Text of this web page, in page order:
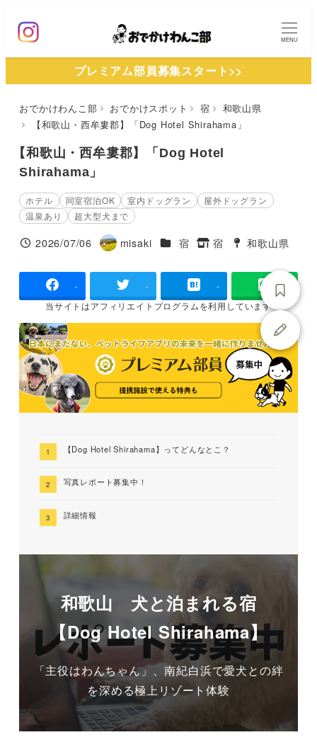
ン
MENU
プレミアム部員募集スタート>>
おでかけわんこ部 おでかけスポット 宿
和歌山県
【和歌山・西牟婁郡】「Dog Hotel Shirahama」
【和歌山・西牟婁郡】「Dog Hotel
Shirahama」
ホテル 同室宿泊OK 室内ドッグラン
屋外ドッグラン
温泉あり
超大型犬まで
投稿日
2026/07/06
著
misaki 施設ジャンル
宿
タグ
宿
タグ
和歌山県
- - -
当サイトはアフィリエイトプログラムを利用しています
【Dog Hotel Shirahama】ってどんなとこ？
写真レポート募集中！
詳細情報
和歌山 犬と泊まれる宿
【Dog Hotel Shirahama】
「主役はわんちゃん」、南紀白浜で愛犬との絆
を深める極上リゾート体験